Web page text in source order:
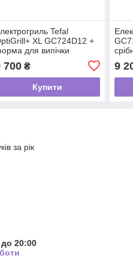
Tefal
XL GC724D12 +
для випічки
700₴
Купити
9
за рік
20:00